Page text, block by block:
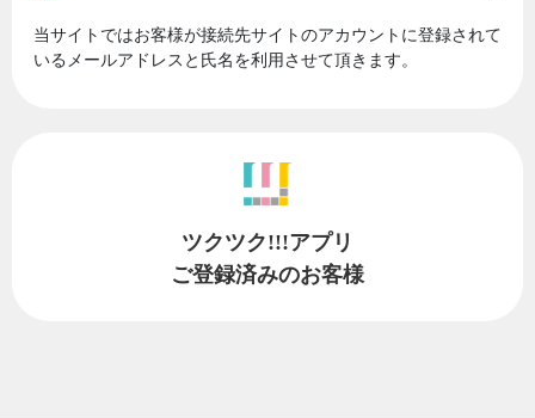
当サイトではお客様が接続先サイトのアカウントに登録されて
いるメールアドレスと氏名を利用させて頂きます。
ツクツク!!!アプリ
ご登録済みのお客様